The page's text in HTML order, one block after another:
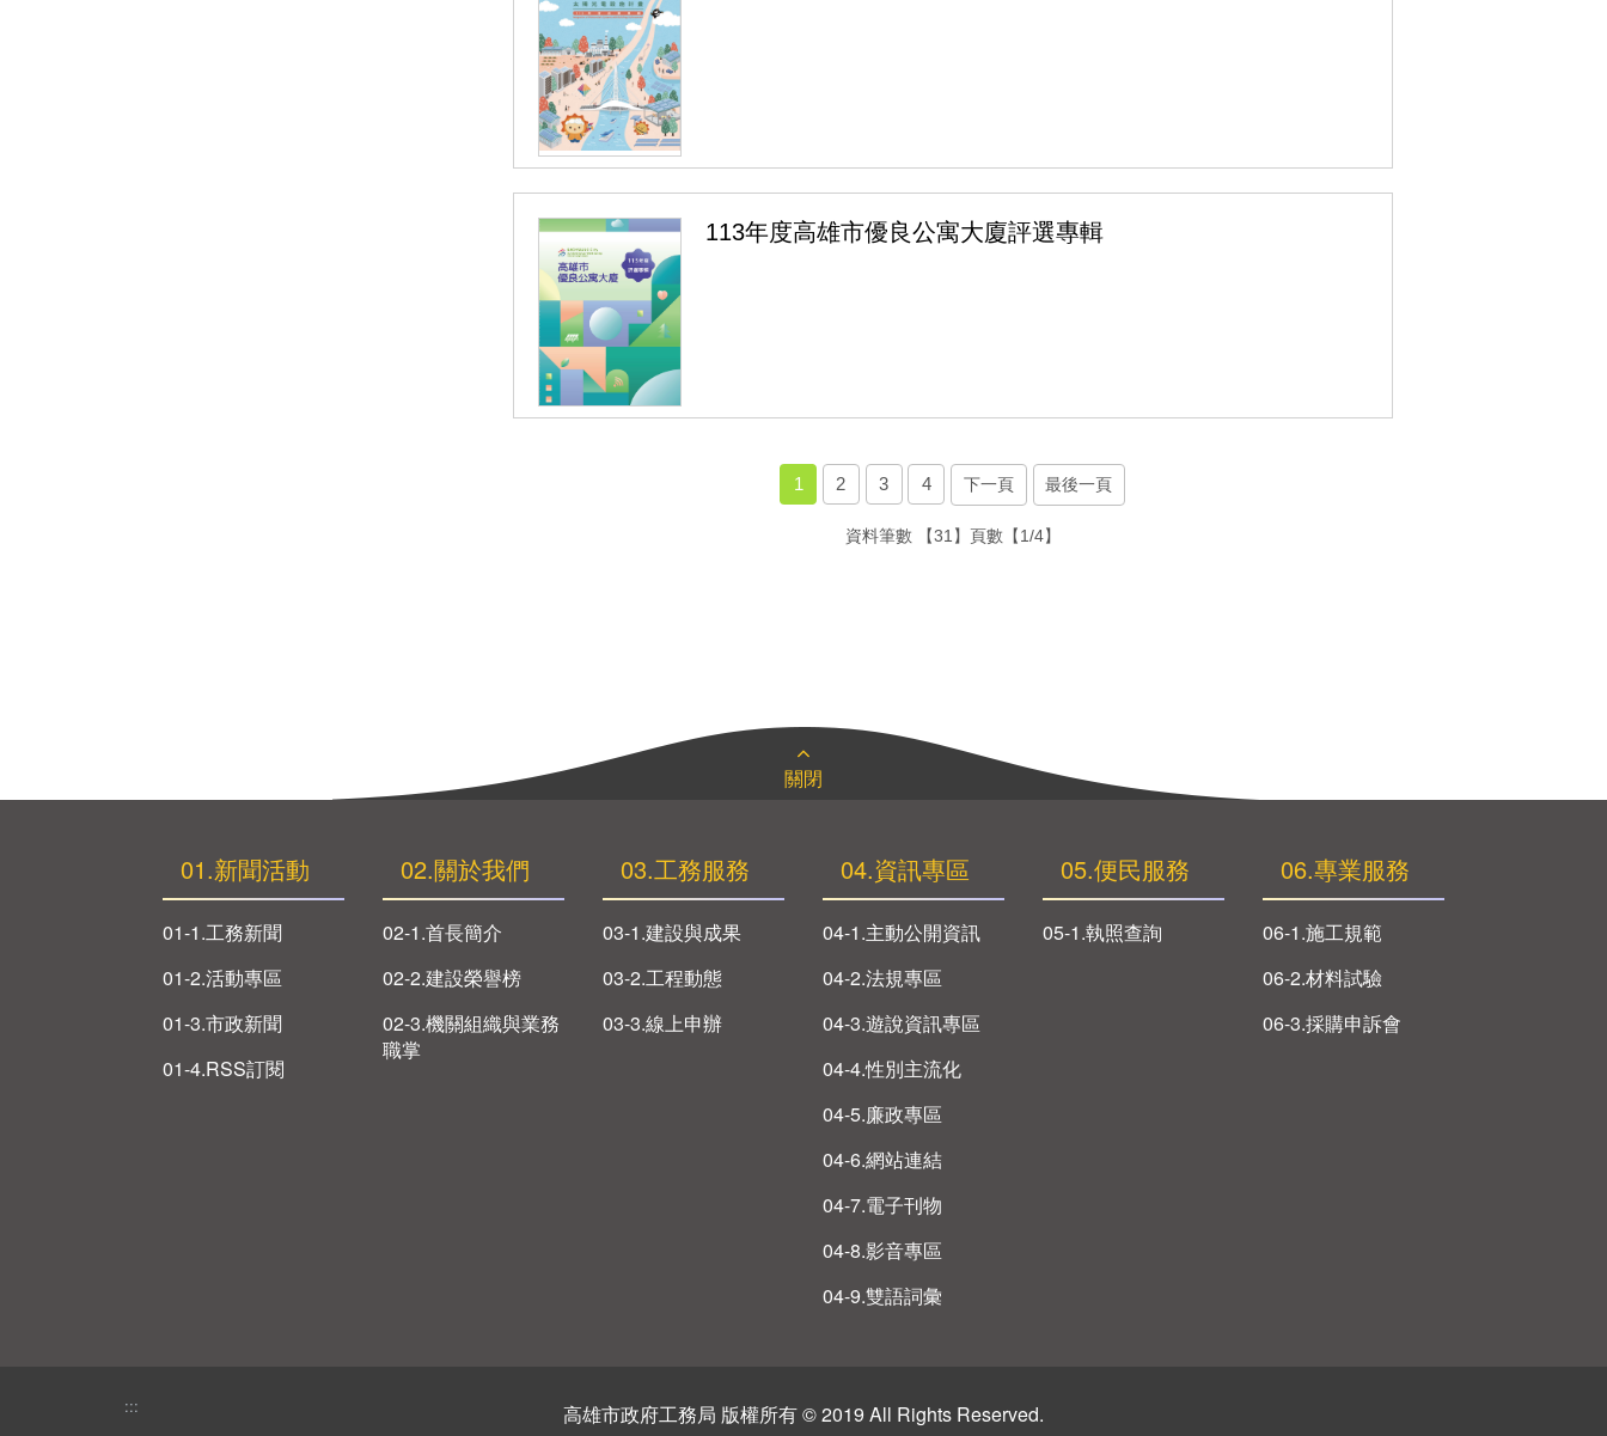
113年度高雄市優良公寓大廈評選專輯
1 2 3 4 下一頁 最後一頁
資料筆數 【31】 頁數 【1/4】
關閉
01.新聞活動
01-1.工務新聞
01-2.活動專區
01-3.市政新聞
01-4.RSS訂閱
02.關於我們
02-1.首長簡介
02-2.建設榮譽榜
02-3.機關組織與業務
職掌
03.工務服務
03-1.建設與成果
03-2.工程動態
03-3.線上申辦
04.資訊專區
04-1.主動公開資訊
04-2.法規專區
04-3.遊說資訊專區
04-4.性別主流化
04-5.廉政專區
04-6.網站連結
04-7.電子刊物
04-8.影音專區
04-9.雙語詞彙
05.便民服務
05-1.執照查詢
06.專業服務
06-1.施工規範
06-2.材料試驗
06-3.採購申訴會
::: 高雄市政府工務局 版權所有 © 2019 All Rights Reserved.